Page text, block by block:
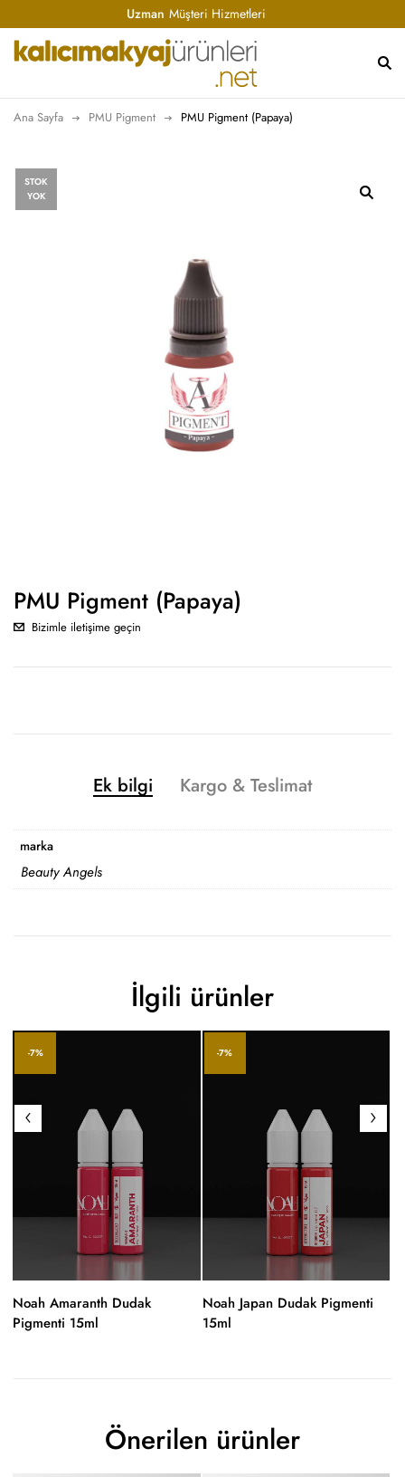
Uzman Müşteri Hizmetleri
Ana Sayfa PMU Pigment PMU Pigment (Papaya)
STOK
YOK
PMU Pigment (Papaya)
Bizimle iletişime geçin
Ek bilgi Kargo & Teslimat
marka
Beauty Angels
İlgili ürünler
-7%
Noah Amaranth Dudak
Pigmenti 15ml
-7%
Noah Japan Dudak Pigmenti
15ml
Önerilen ürünler